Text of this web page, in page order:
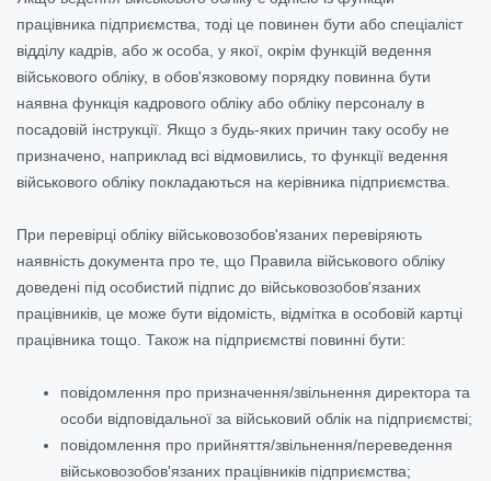
працівника підприємства, тоді це повинен бути або спеціаліст
відділу кадрів, або ж особа, у якої, окрім функцій ведення
військового обліку, в обов'язковому порядку повинна бути
наявна функція кадрового обліку або обліку персоналу в
посадовій інструкції. Якщо з будь-яких причин таку особу не
призначено, наприклад всі відмовились, то функції ведення
військового обліку покладаються на керівника підприємства.
При перевірці обліку військовозобов'язаних перевіряють
наявність документа про те, що Правила військового обліку
доведені під особистий підпис до військовозобов'язаних
працівників, це може бути відомість, відмітка в особовій картці
працівника тощо. Також на підприємстві повинні бути:
повідомлення про призначення/звільнення директора та
особи відповідальної за військовий облік на підприємстві;
повідомлення про прийняття/звільнення/переведення
військовозобов'язаних працівників підприємства;